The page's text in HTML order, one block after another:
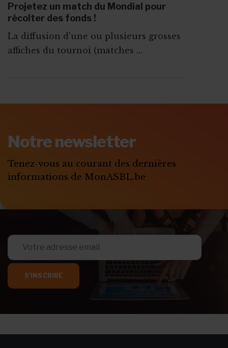
Projetez un match du Mondial pour
récolter des fonds !
La diffusion d'une ou plusieurs grosses
affiches du tournoi (matches ...
MONASBL.BE
S'ABONNER
Notre newsletter
Tenez-vous au courant des dernières
informations de MonASBL.be
S'INSCRIRE